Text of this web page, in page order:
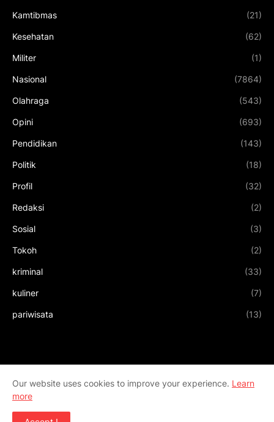
Kamtibmas (21)
Kesehatan (62)
Militer (1)
Nasional (7864)
Olahraga (543)
Opini (693)
Pendidikan (143)
Politik (18)
Profil (32)
Redaksi (2)
Sosial (3)
Tokoh (2)
kriminal (33)
kuliner (7)
pariwisata (13)
Our website uses cookies to improve your experience. Learn
more